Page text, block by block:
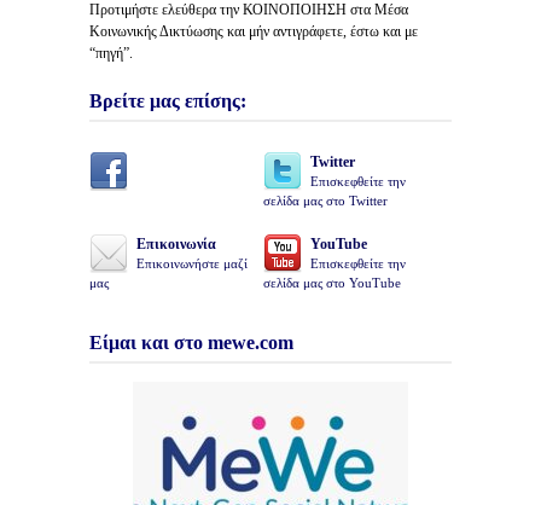
Προτιμήστε ελεύθερα την ΚΟΙΝΟΠΟΙΗΣΗ στα Μέσα
Κοινωνικής Δικτύωσης και μήν αντιγράφετε, έστω και με
“πηγή”.
Βρείτε μας επίσης:
Twitter
Επισκεφθείτε την
σελίδα μας στο Twitter
Επικοινωνία
Επικοινωνήστε μαζί
μας
YouTube
Επισκεφθείτε την
σελίδα μας στο YouTube
Είμαι και στο mewe.com